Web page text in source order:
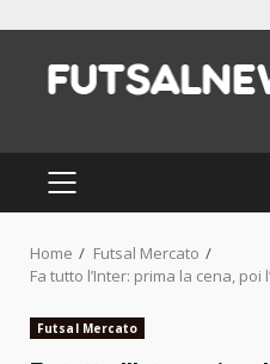
content
PRIMARY
MENU
Home
Futsal Mercato
Fa tutto l’Inter: prima la cena, poi
Futsal Mercato